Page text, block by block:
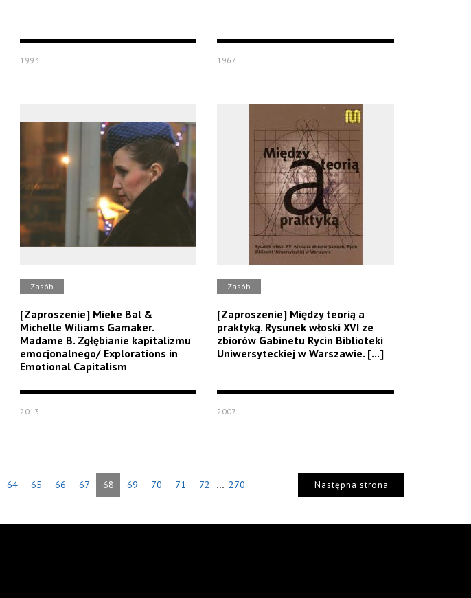
1993 1967
Zasób
[Zaproszenie] Mieke Bal &
Michelle Wiliams Gamaker.
Madame B. Zgłębianie kapitalizmu
emocjonalnego/ Explorations in
Emotional Capitalism
2013
Zasób
[Zaproszenie] Między teorią a
praktyką. Rysunek włoski XVI ze
zbiorów Gabinetu Rycin Biblioteki
Uniwersyteckiej w Warszawie. [...]
2007
64 65 66 67 68 69 70 71 72 ... 270 Następna strona